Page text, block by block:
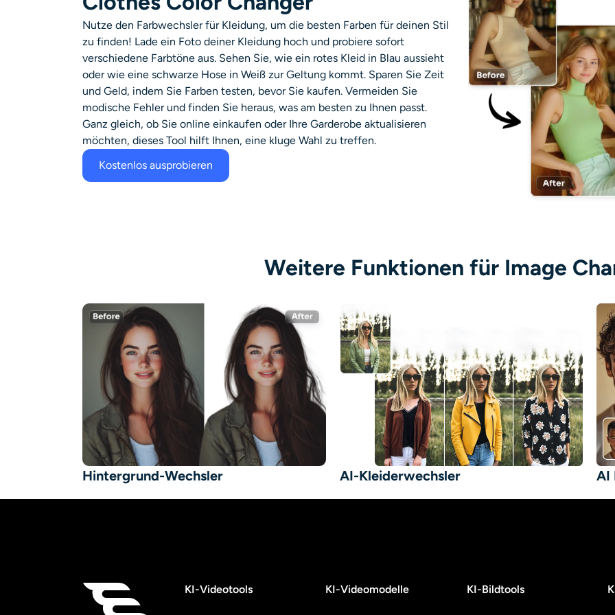
Nutze den Farbwechsler für Kleidung, um die besten Farben für deinen Stil
zu finden! Lade ein Foto deiner Kleidung hoch und probiere sofort
verschiedene Farbtöne aus. Sehen Sie, wie ein rotes Kleid in Blau aussieht
oder wie eine schwarze Hose in Weiß zur Geltung kommt. Sparen Sie Zeit
und Geld, indem Sie Farben testen, bevor Sie kaufen. Vermeiden Sie
modische Fehler und finden Sie heraus, was am besten zu Ihnen passt.
Ganz gleich, ob Sie online einkaufen oder Ihre Garderobe aktualisieren
möchten, dieses Tool hilft Ihnen, eine kluge Wahl zu treffen.
Kostenlos ausprobieren
Weitere Funktionen für Image
Hintergrund-Wechsler AI-Kleiderwechsler AI
KI-Videotools KI-Videomodelle KI-Bildtools